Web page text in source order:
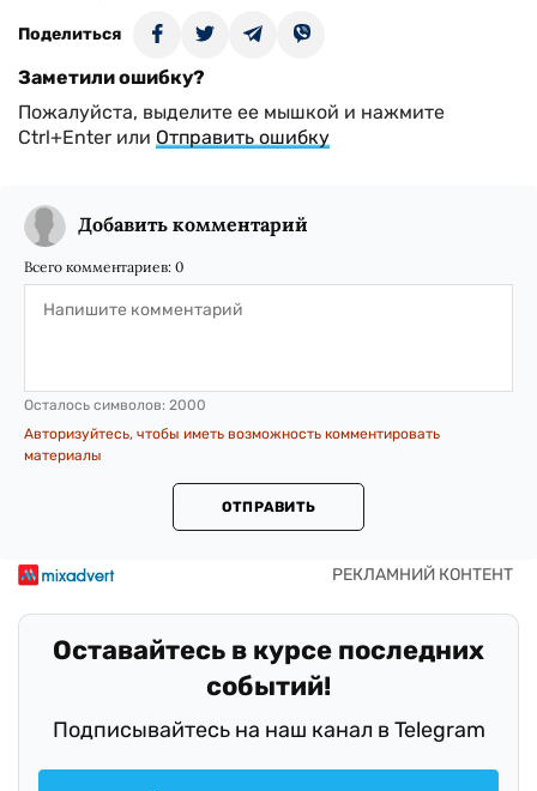
Поделиться
Заметили ошибку?
Пожалуйста, выделите ее мышкой и нажмите
Ctrl+Enter или Отправить ошибку
Добавить комментарий
Всего комментариев: 0
Осталось символов: 2000
Авторизуйтесь, чтобы иметь возможность комментировать
материалы
ОТПРАВИТЬ
Оставайтесь в курсе последних
событий!
Подписывайтесь на наш канал в Telegram